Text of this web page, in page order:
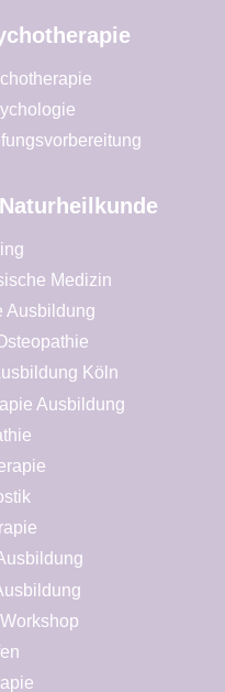
Medizin
Ausbildung
Köln
Ausbildung